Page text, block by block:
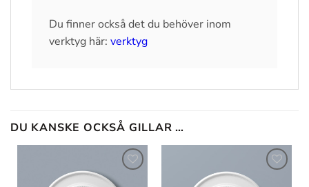
Du finner också det du behöver inom
verktyg här: verktyg
DU KANSKE OCKSÅ GILLAR …